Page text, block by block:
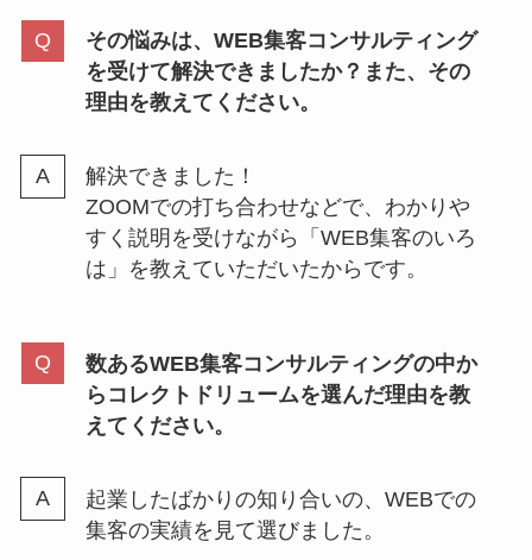
その悩みは、WEB集客コンサルティング
を受けて解決できましたか？また、その
理由を教えてください。
解決できました！
ZOOMでの打ち合わせなどで、わかりや
すく説明を受けながら「WEB集客のいろ
は」を教えていただいたからです。
数あるWEB集客コンサルティングの中か
らコレクトドリュームを選んだ理由を教
えてください。
起業したばかりの知り合いの、WEBでの
集客の実績を見て選びました。